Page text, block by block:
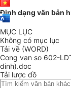
Định dạng văn bản
MỤC LỤC
Không có mục lục
Tải về (WORD)
Cong van so 602-
dinh).doc
Tải lược đồ